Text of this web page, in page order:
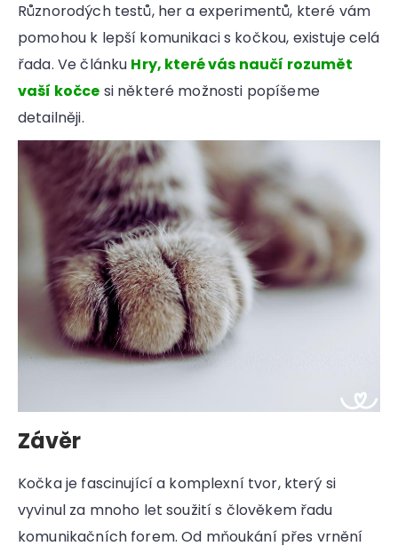
Různorodých testů, her a experimentů, které vám
pomohou k lepší komunikaci s kočkou, existuje celá
řada. Ve článku Hry, které vás naučí rozumět
vaší kočce si některé možnosti popíšeme
detailněji.
Závěr
Kočka je fascinující a komplexní tvor, který si
vyvinul za mnoho let soužití s člověkem řadu
komunikačních forem. Od mňoukání přes vrnění